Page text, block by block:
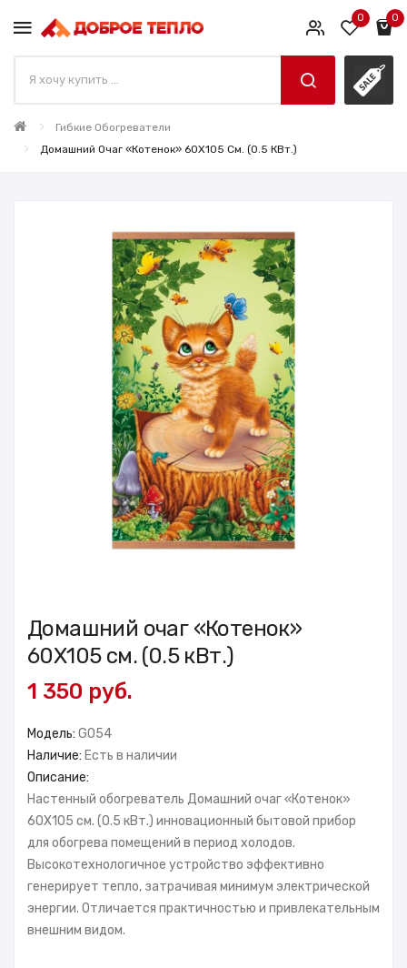
0 0
Гибкие Обогреватели
Домашний Очаг «Котенок» 60X105 См. (0.5 КВт.)
Домашний очаг «Котенок»
60X105 см. (0.5 кВт.)
1 350 руб.
Модель: GO54
Наличие: Есть в наличии
Описание:
Настенный обогреватель Домашний очаг «Котенок»
60X105 см. (0.5 кВт.) инновационный бытовой прибор
для обогрева помещений в период холодов.
Высокотехнологичное устройство эффективно
генерирует тепло, затрачивая минимум электрической
энергии. Отличается практичностью и привлекательным
внешним видом.